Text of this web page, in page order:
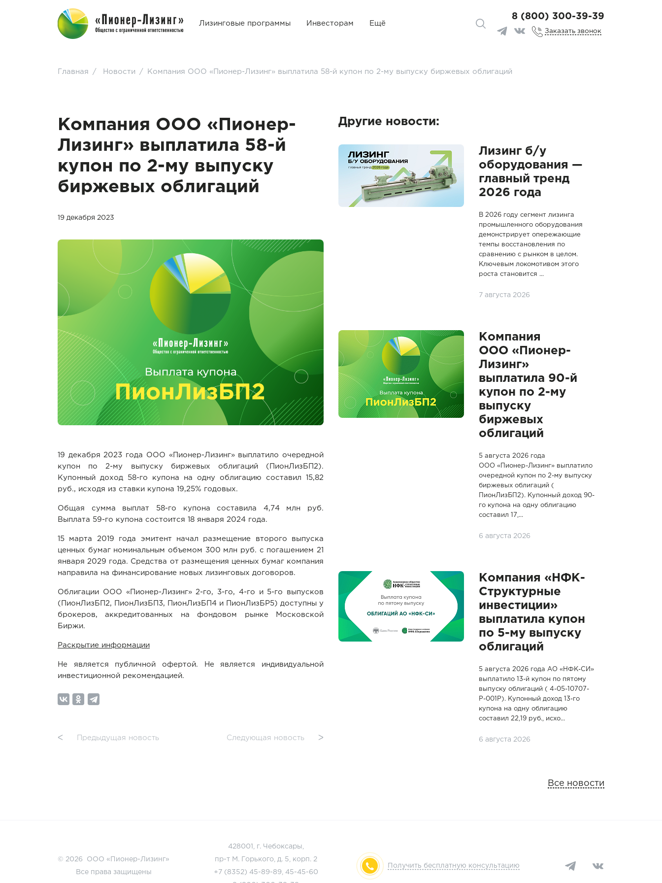
Лизинговые программы Инвесторам Ещё
8 (800) 300-39-39
Заказать звонок
Главная / Новости / Компания ООО «Пионер-Лизинг» выплатила 58-й купон по 2-му выпуску биржевых облигаций
Компания ООО «Пионер-
Лизинг» выплатила 58-й
купон по 2-му выпуску
биржевых облигаций
19 декабря 2023
19 декабря 2023 года ООО «Пионер-Лизинг» выплатило очередной
купон по 2-му выпуску биржевых облигаций (ПионЛизБП2).
Купонный доход 58-го купона на одну облигацию составил 15,82
руб., исходя из ставки купона 19,25% годовых.
Общая сумма выплат 58-го купона составила 4,74 млн руб.
Выплата 59-го купона состоится 18 января 2024 года.
15 марта 2019 года эмитент начал размещение второго выпуска
ценных бумаг номинальным объемом 300 млн руб. с погашением 21
января 2029 года. Средства от размещения ценных бумаг компания
направила на финансирование новых лизинговых договоров.
Облигации ООО «Пионер-Лизинг» 2-го, 3-го, 4-го и 5-го выпусков
(ПионЛизБП2, ПионЛизБП3, ПионЛизБП4 и ПионЛизБР5) доступны у
брокеров, аккредитованных на фондовом рынке Московской
Биржи.
Раскрытие информации
Не является публичной офертой. Не является индивидуальной
инвестиционной рекомендацией.
ᐸ Предыдущая новость Следующая новость ᐳ
Другие новости:
Лизинг б/у
оборудования —
главный тренд
2026 года
В 2026 году сегмент лизинга
промышленного оборудования
демонстрирует опережающие
темпы восстановления по
сравнению с рынком в целом.
Ключевым локомотивом этого
роста становится ...
7 августа 2026
Компания
ООО «Пионер-
Лизинг»
выплатила 90-й
купон по 2-му
выпуску
биржевых
облигаций
5 августа 2026 года
ООО «Пионер-Лизинг» выплатило
очередной купон по 2-му выпуску
биржевых облигаций (
ПионЛизБП2). Купонный доход 90-
го купона на одну облигацию
составил 17,...
6 августа 2026
Компания «НФК-
Структурные
инвестиции»
выплатила купон
по 5-му выпуску
облигаций
5 августа 2026 года АО «НФК-СИ»
выплатило 13-й купон по пятому
выпуску облигаций ( 4-05-10707-
P-001P). Купонный доход 13-го
купона на одну облигацию
составил 22,19 руб., исхо...
6 августа 2026
Все новости
© 2026 ООО «Пионер-Лизинг»
Все права защищены
428001, г. Чебоксары,
пр-т М. Горького, д. 5, корп. 2
+7 (8352) 45-89-89 45-45-60
Получить бесплатную консультацию